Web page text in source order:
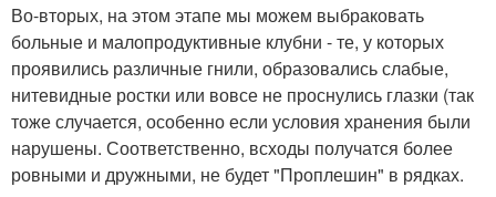
Во-вторых, на этом этапе мы можем выбраковать
больные и малопродуктивные клубни - те, у которых
проявились различные гнили, образовались слабые,
нитевидные ростки или вовсе не проснулись глазки (так
тоже случается, особенно если условия хранения были
нарушены. Соответственно, всходы получатся более
ровными и дружными, не будет "Проплешин" в рядках.